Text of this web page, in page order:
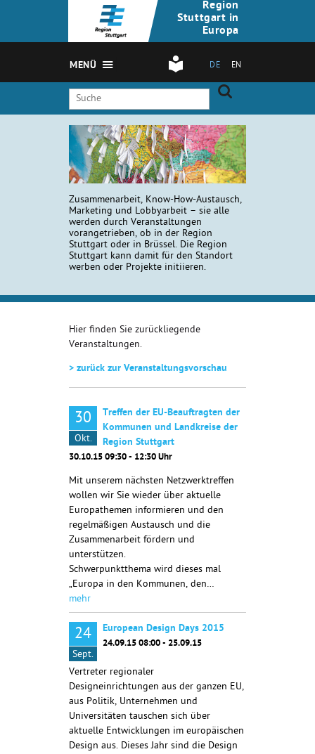
Region
Stuttgart in
Europa
DE EN
MENÜ
Zusammenarbeit, Know-How-Austausch,
Marketing und Lobbyarbeit – sie alle
werden durch Veranstaltungen
vorangetrieben, ob in der Region
Stuttgart oder in Brüssel. Die Region
Stuttgart kann damit für den Standort
werben oder Projekte initiieren.
Hier finden Sie zurückliegende
Veranstaltungen.
> zurück zur Veranstaltungsvorschau
30
Okt.
Treffen der EU-Beauftragten der
Kommunen und Landkreise der
Region Stuttgart
30.10.15 09:30 - 12:30 Uhr
Mit unserem nächsten Netzwerktreffen
wollen wir Sie wieder über aktuelle
Europathemen informieren und den
regelmäßigen Austausch und die
Zusammenarbeit fördern und
unterstützen.
Schwerpunktthema wird dieses mal
„Europa in den Kommunen, den…
mehr
24
Sept.
European Design Days 2015
24.09.15 08:00 - 25.09.15
Vertreter regionaler
Designeinrichtungen aus der ganzen EU,
aus Politik, Unternehmen und
Universitäten tauschen sich über
aktuelle Entwicklungen im europäischen
Design aus. Dieses Jahr sind die Design